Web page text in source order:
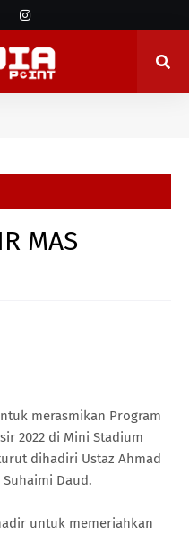
MAS
merasmikan Program
2022 di Mini Stadium
dihadiri Ustaz Ahmad
Daud.
untuk memeriahkan